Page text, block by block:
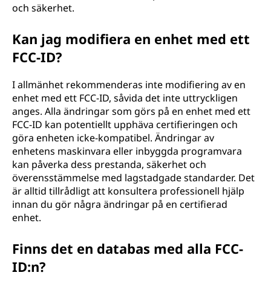
och säkerhet.
Kan jag modifiera en enhet med ett
FCC-ID?
I allmänhet rekommenderas inte modifiering av en
enhet med ett FCC-ID, såvida det inte uttryckligen
anges. Alla ändringar som görs på en enhet med ett
FCC-ID kan potentiellt upphäva certifieringen och
göra enheten icke-kompatibel. Ändringar av
enhetens maskinvara eller inbyggda programvara
kan påverka dess prestanda, säkerhet och
överensstämmelse med lagstadgade standarder. Det
är alltid tillrådligt att konsultera professionell hjälp
innan du gör några ändringar på en certifierad
enhet.
Finns det en databas med alla FCC-
ID:n?